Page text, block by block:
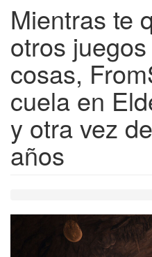
Mientras te
otros
cosas,
cuela en
y otra vez
años